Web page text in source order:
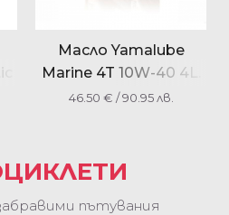
Масло Yamalube
Marine 4T 10W-40 4L.
YMD630600400
46.50 € / 90.95 лв.
пътувания